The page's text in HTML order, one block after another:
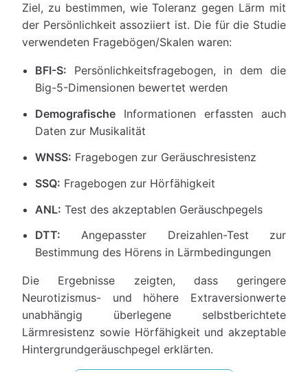
Ziel, zu bestimmen, wie Toleranz gegen Lärm mit
der Persönlichkeit assoziiert ist. Die für die Studie
verwendeten Fragebögen/Skalen waren:
BFI-S: Persönlichkeitsfragebogen, in dem die
Big-5-Dimensionen bewertet werden
Demografische Informationen erfassten auch
Daten zur Musikalität
WNSS: Fragebogen zur Geräuschresistenz
SSQ: Fragebogen zur Hörfähigkeit
ANL: Test des akzeptablen Geräuschpegels
DTT: Angepasster Dreizahlen-Test zur
Bestimmung des Hörens in Lärmbedingungen
Die Ergebnisse zeigten, dass geringere
Neurotizismus- und höhere Extraversionwerte
unabhängig überlegene selbstberichtete
Lärmresistenz sowie Hörfähigkeit und akzeptable
Hintergrundgeräuschpegel erklärten.